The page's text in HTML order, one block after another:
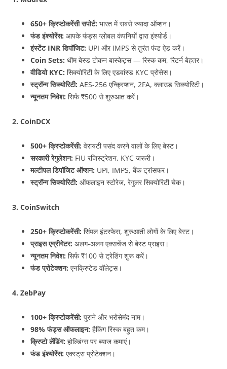
650+ क्रिप्टोकरेंसी सपोर्ट: भारत में सबसे ज्यादा ऑप्शन।
फंड इंश्योरेंस: आपके फंड्स ग्लोबल कंपनियों द्वारा इंश्योर्ड।
इंस्टेंट INR डिपॉजिट: UPI और IMPS से तुरंत फंड ऐड करें।
Coin Sets: थीम बेस्ड टोकन बास्केट्स — रिस्क कम, रिटर्न बेहतर।
वीडियो KYC: सिक्योरिटी के लिए एडवांस्ड KYC प्रोसेस।
स्ट्रॉन्ग सिक्योरिटी: AES-256 एन्क्रिप्शन, 2FA, क्लाउड सिक्योरिटी।
न्यूनतम निवेश: सिर्फ ₹500 से शुरुआत करें।
2. CoinDCX
500+ क्रिप्टोकरेंसी: वेरायटी पसंद करने वालों के लिए बेस्ट।
सरकारी रेगुलेशन: FIU रजिस्ट्रेशन, KYC जरूरी।
मल्टीपल डिपॉजिट ऑप्शन: UPI, IMPS, बैंक ट्रांसफर।
स्ट्रॉन्ग सिक्योरिटी: ऑफलाइन स्टोरेज, रेगुलर सिक्योरिटी चेक।
3. CoinSwitch
250+ क्रिप्टोकरेंसी: सिंपल इंटरफेस, शुरुआती लोगों के लिए बेस्ट।
प्राइस एग्रीगेटर: अलग-अलग एक्सचेंज से बेस्ट प्राइस।
न्यूनतम निवेश: सिर्फ ₹100 से ट्रेडिंग शुरू करें।
फंड प्रोटेक्शन: एनक्रिप्टेड वॉलेट्स।
4. ZebPay
100+ क्रिप्टोकरेंसी: पुराने और भरोसेमंद नाम।
98% फंड्स ऑफलाइन: हैकिंग रिस्क बहुत कम।
क्रिप्टो लेंडिंग: होल्डिंग्स पर ब्याज कमाएं।
फंड इंश्योरेंस: एक्स्ट्रा प्रोटेक्शन।